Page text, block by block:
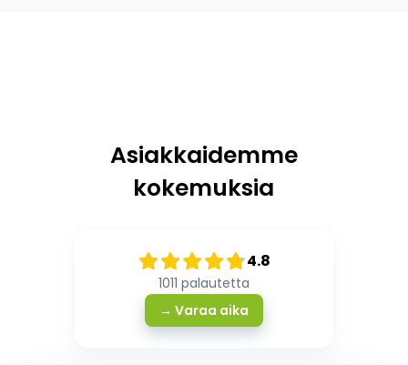
Asiakkaidemme
kokemuksia
4.8
1011 palautetta
→ Varaa aika